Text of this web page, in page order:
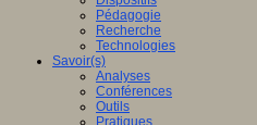
Pédagogie
Recherche
Technologies
Savoir(s)
Analyses
Conférences
Outils
Pratiques